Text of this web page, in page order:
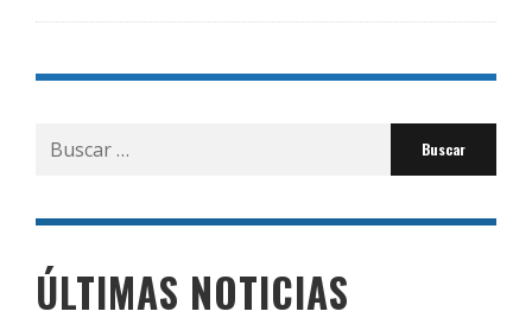
Buscar
por:
ÚLTIMAS NOTICIAS